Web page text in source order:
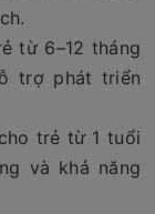
từ 6–12 tháng
trợ phát triển
trẻ từ 1 tuổi
và khả năng